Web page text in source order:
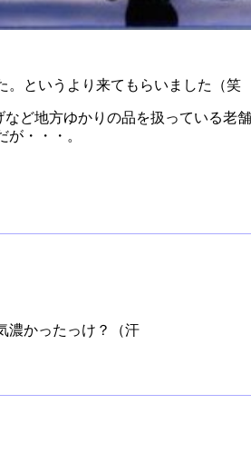
。というより来てもらいました（笑
ど地方ゆかりの品を扱っている老
・・・。
濃かったっけ？（汗